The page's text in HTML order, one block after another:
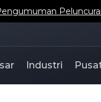
Industri